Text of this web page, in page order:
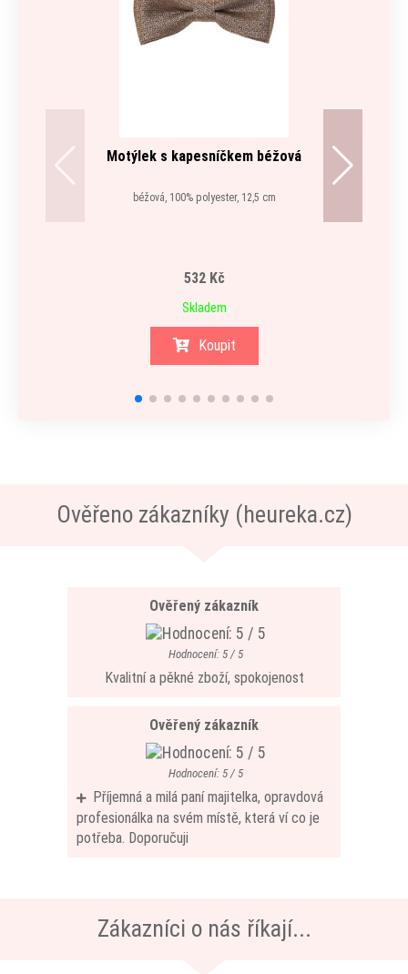
Motýlek s kapesníčkem béžová
béžová, 100% polyester, 12,5 cm
532 Kč
Skladem
Koupit
Ověřeno zákazníky (heureka.cz)
Ověřený zákazník
Hodnocení: 5 / 5
Kvalitní a pěkné zboží, spokojenost
Ověřený zákazník
Hodnocení: 5 / 5
Příjemná a milá paní majitelka, opravdová
profesionálka na svém místě, která ví co je
potřeba. Doporučuji
Zákazníci o nás říkají...